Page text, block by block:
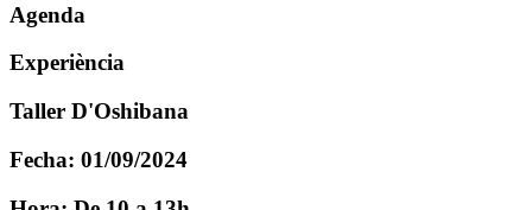
Agenda
Experiència
Taller D'Oshibana
Fecha: 01/09/2024